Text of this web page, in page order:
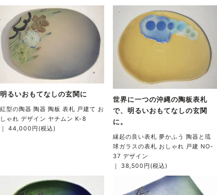
明るいおもてなしの玄関に
紅型の陶器 陶器 陶板 表札 戸建て お
しゃれ デザイン ヤチムン K-8
｜ 44,000円(税込)
世界に一つの沖縄の陶板表札
で、明るいおもてなしの玄関
に。
縁起の良い表札 夢かふう 陶器と琉
球ガラスの表札 おしゃれ 戸建 NO-
37 デザイン
｜ 38,500円(税込)